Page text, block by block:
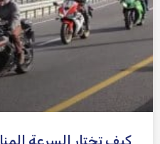
كيف تختار السرعة